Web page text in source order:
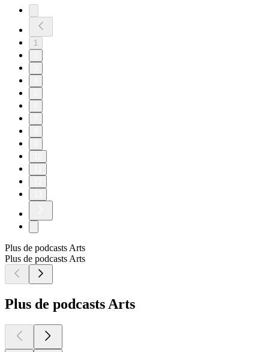
1
Plus de podcasts Arts
Plus de podcasts Arts
Plus de podcasts Arts